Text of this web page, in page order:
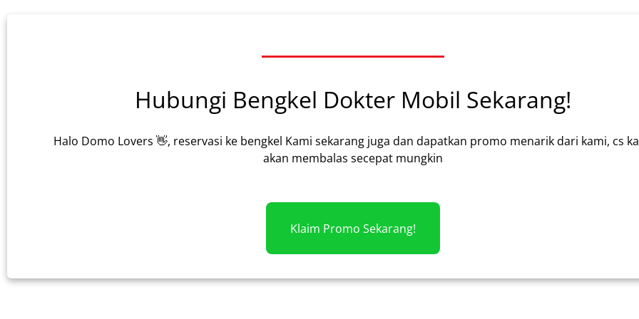
Hubungi Bengkel Dokter Mobil Sekarang!
Halo Domo Lovers 👋, reservasi ke bengkel Kami sekarang juga dan dapatkan promo menarik dari kami, cs
akan membalas secepat mungkin
Klaim Promo Sekarang!